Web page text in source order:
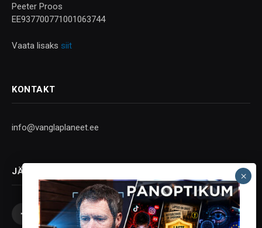
Peeter Proos
EE937700771001063744
Vaata lisaks siit
KONTAKT
info@vanglaplaneet.ee
JÄLGI SOTSIAALMEEDIAS
Facebook
X
InstagramYouTubeTelegram